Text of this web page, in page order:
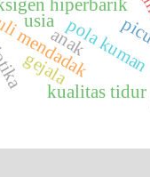
mendadak
hiperbarik
usia
anak
pola kuman
gejala
kualitas tidur